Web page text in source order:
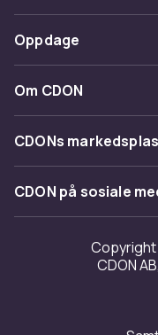
Spor pakke
Angre & returner her
Kontakt oss
Betaling
Levering
Tilbakekallinger
Oppdage
Kategorier
Varemerker
Om CDON
Om oss
Kundeanmeldelser
Jobbe på CDON
Investor relations
Tilgjengelighet
CDONs
Merchant Help
CDON på sosiale
Copyright
CDON